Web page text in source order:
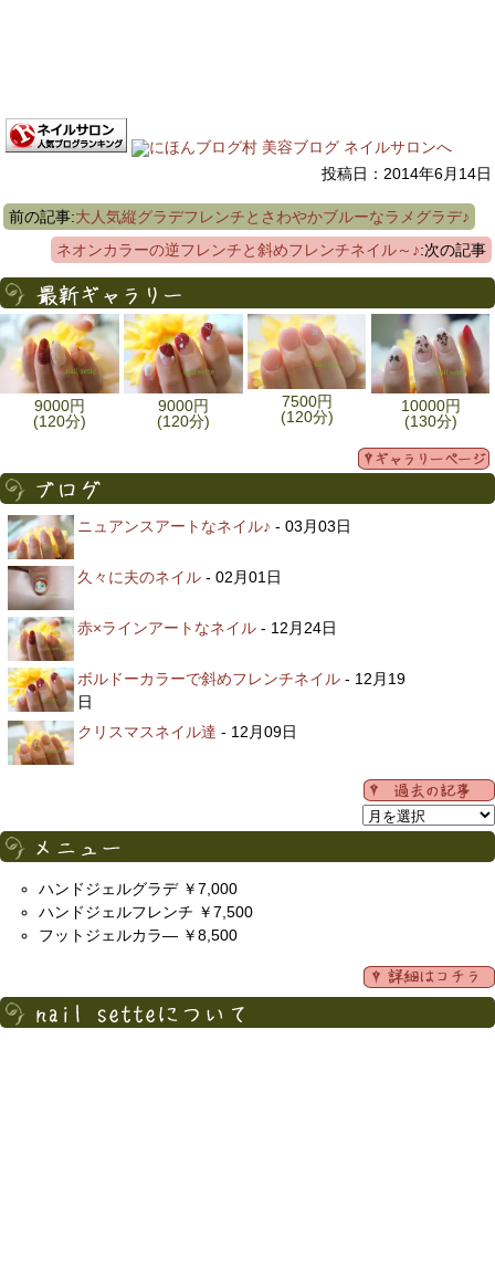
投稿日：2014年6月14日
前の記事:大人気縦グラデフレンチとさわやかブルーなラメグラデ♪
ネオンカラーの逆フレンチと斜めフレンチネイル～♪:次の記事
9000円
(120分)
9000円
(120分)
7500円
(120分)
10000円
(130分)
ニュアンスアートなネイル♪ - 03月03日
久々に夫のネイル - 02月01日
赤×ラインアートなネイル - 12月24日
ボルドーカラーで斜めフレンチネイル - 12月19
日
クリスマスネイル達 - 12月09日
ハンドジェルグラデ ￥7,000
ハンドジェルフレンチ ￥7,500
フットジェルカラ― ￥8,500